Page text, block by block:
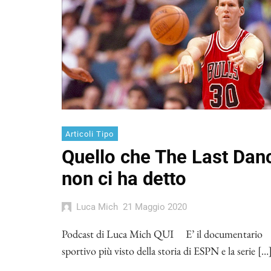
Articoli Tipo
Quello che The Last
non ci ha detto
Luca Mich 21 Maggio 2020
Podcast di Luca Mich QUI E’ il documentario
sportivo più visto della storia di ESPN e la serie